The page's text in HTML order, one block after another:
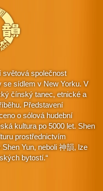
světová společnost
se sídlem v New Yorku. V
čínský tanec, etnické a
Představení
o sólová hudební
kultura po 5000 let. Shen
prostřednictvím
Yun, neboli 神韻, lze
bytostí.“